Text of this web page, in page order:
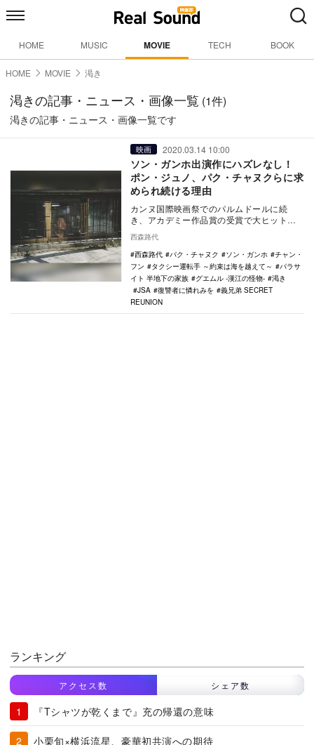
HOME MUSIC MOVIE TECH BOOK
HOME MOVIE 渇き
渇きの記事・ニュース・画像一覧 (1件)
渇きの記事・ニュース・画像一覧です
映画 2020.03.14 10:00
ソン・ガンホ出演作にハズレなし！
ポン・ジュノ、パク・チャヌクらに求
められ続ける理由
カンヌ国際映画祭でのパルムドールに続
き、アカデミー作品賞の受賞で大ヒット中
公を演じたソン…
西森路代
西森路代
パク・チャヌク ソン・ガンホ
チャン・
フン
タクシー運転手 ～約束は海を越えて～
パラサ
イト 半地下の家族
グエムル -漢江の怪物-
渇き
JSA
復讐者に憐れみを
義兄弟 SECRET
REUNION
ランキング
アクセス数 シェア数
『Tシャツが乾くまで』充の帰還の意味
小栗旬×横浜流星、豪華初共演への期待